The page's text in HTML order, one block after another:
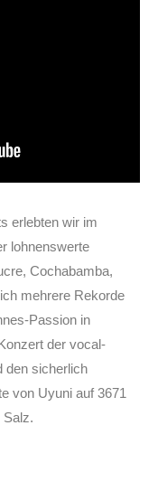
erlebten wir im
lohnenswerte
Cochabamba,
mehrere Rekorde
Passion in
der vocal-
den sicherlich
von Uyuni auf 3671
Salz.